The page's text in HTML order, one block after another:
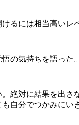
るには相当高いレ
の気持ちを語った
。絶対に結果を出
自分でつかみにい